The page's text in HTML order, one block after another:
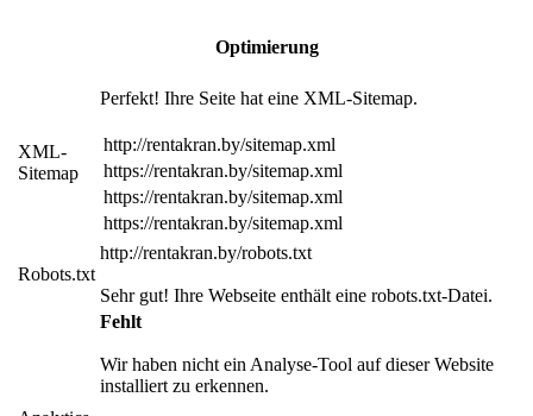
Optimierung
XML-
Sitemap
Perfekt! Ihre Seite hat eine XML-Sitemap.
http://rentakran.by/sitemap.xml
https://rentakran.by/sitemap.xml
https://rentakran.by/sitemap.xml
https://rentakran.by/sitemap.xml
Robots.txt
http://rentakran.by/robots.txt
Sehr gut! Ihre Webseite enthält eine robots.txt-Datei.
Fehlt
Wir haben nicht ein Analyse-Tool auf dieser Website
installiert zu erkennen.